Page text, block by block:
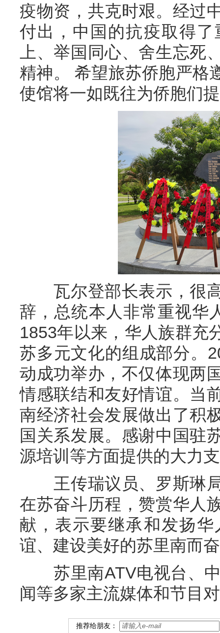
疫物资，共克时艰。经过
付出，中国的抗疫取得
上、举国同心、舍生忘死
精神。 希望旅苏侨胞严格
使馆将一如既往为侨胞们
瓦尔登部长表示，很高
辞，总统本人非常重视华
1853年以来，华人族群充
苏多元文化的组成部分。
动成功举办，不仅体现两
情感联结和友好情谊。当
南经济社会发展做出了积
国关系发展。感谢中国驻
源培训等方面提供的大力
王传瑞议员、罗斯琳局
在苏奋斗历程，赞赏华人
献，表示要继承和发扬
谊、建设美好的苏里南而
苏里南ATV电视台、中
闻等多家主流媒体和节目
推荐给朋友：